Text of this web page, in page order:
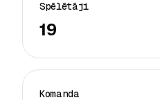
Spēlētāji
19
Komanda